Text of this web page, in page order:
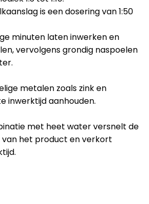
is een dosering van 1:50
minuten laten inwerken en
vervolgens grondig naspoelen
metalen zoals zink en
inwerktijd aanhouden.
met heet water versnelt de
van het product en verkort